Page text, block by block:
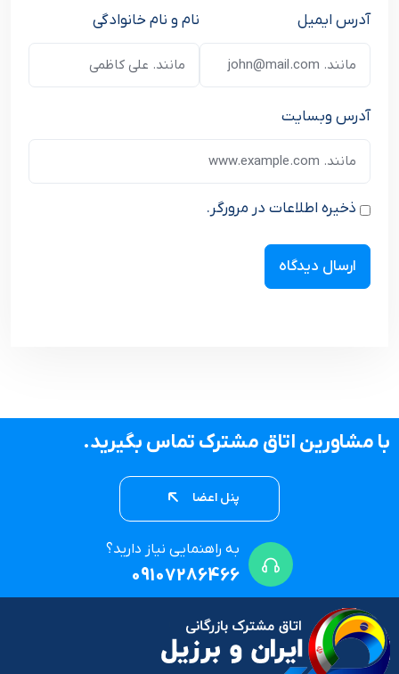
نام و نام خانوادگی آدرس ایمیل
آدرس وبسایت
ذخیره اطلاعات در مرورگر.
با مشاورین اتاق مشترک تماس بگیرید.
پنل اعضا
به راهنمایی نیاز دارید؟
09107286466